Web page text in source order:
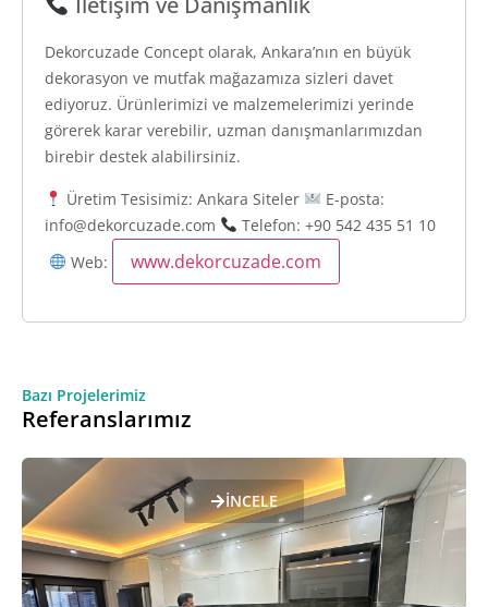
Dekorcuzade Concept olarak, Ankara’nın en büyük
dekorasyon ve mutfak mağazamıza sizleri davet
ediyoruz. Ürünlerimizi ve malzemelerimizi yerinde
görerek karar verebilir, uzman danışmanlarımızdan
birebir destek alabilirsiniz.
Üretim Tesisimiz: Ankara Siteler
E-posta:
info@dekorcuzade.com
Telefon: +90 542 435 51 10
Web:
www.dekorcuzade.com
Bazı Projelerimiz
Referanslarımız
İNCELE